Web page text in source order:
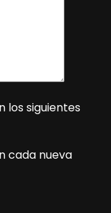
los siguientes
cada nueva